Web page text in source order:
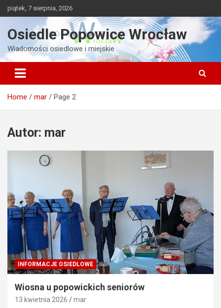
Skip
to
piątek, 7 sierpnia, 2026
Osiedle Popowice Wrocław
Wiadomości osiedlowe i miejskie
Home mar Page 2
Autor: mar
INFORMACJE OSIEDLOWE
Wiosna u popowickich seniorów
13 kwietnia 2026 mar